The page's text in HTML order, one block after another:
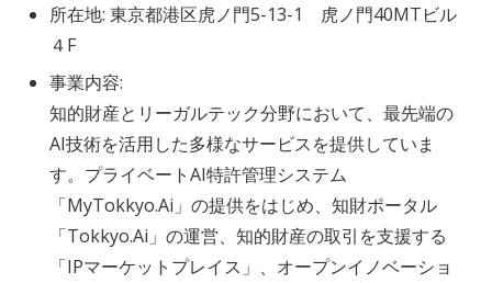
所在地: 東京都港区虎ノ門5-13-1 虎ノ門40MTビル
４F
事業内容:
知的財産とリーガルテック分野において、最先端の
AI技術を活用した多様なサービスを提供していま
す。プライベートAI特許管理システム
「MyTokkyo.Ai」の提供をはじめ、知財ポータル
「Tokkyo.Ai」の運営、知的財産の取引を支援する
「IPマーケットプレイス」、オープンイノベーショ